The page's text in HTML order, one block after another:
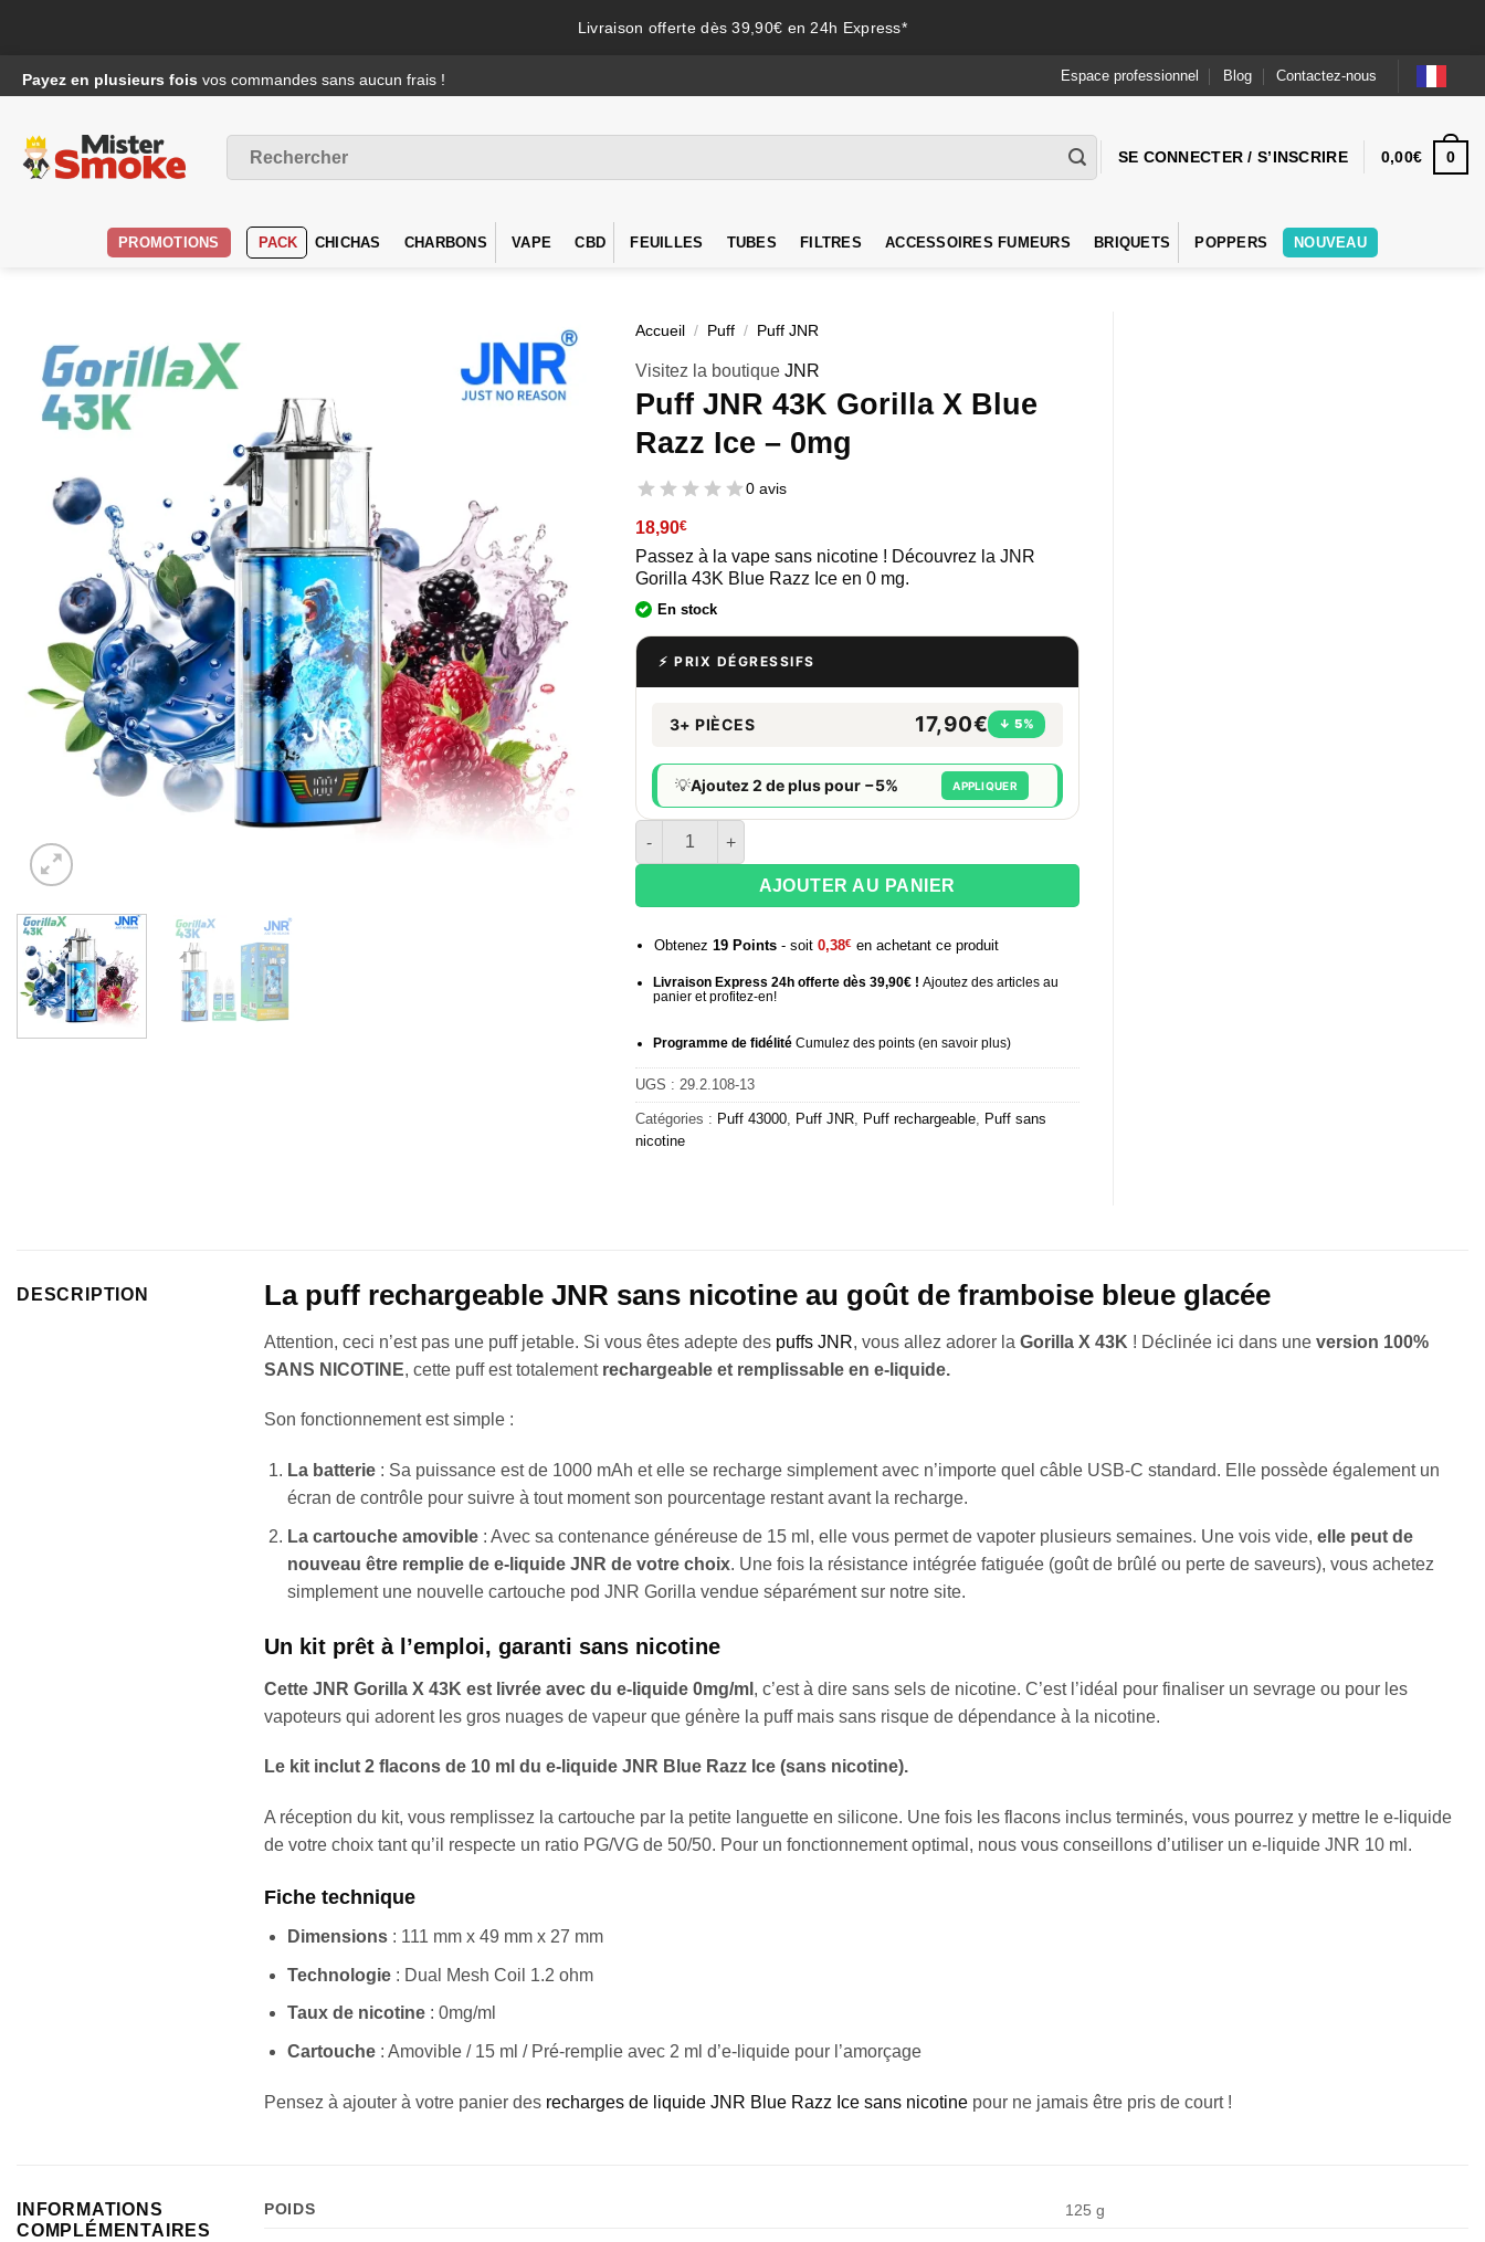
Livraison offerte dès 39,90€ en 24h Express*
au
Payez en plusieurs fois vos commandes sans aucun frais ! Espace professionnel Blog Contactez-nous
pour :
SE CONNECTER / S’INSCRIRE 0,00€ 0
PROMOTIONS PACK CHICHAS CHARBONS VAPE CBD FEUILLES TUBES FILTRES ACCESSOIRES FUMEURS BRIQUETS POPPERS NOUVEAU
Accueil / Puff / Puff JNR
Visitez la boutique JNR
Puff JNR 43K Gorilla X Blue
Razz Ice – 0mg
0 avis
18,90€
Passez à la vape sans nicotine ! Découvrez la JNR
Gorilla 43K Blue Razz Ice en 0 mg.
En stock
⚡ PRIX DÉGRESSIFS
3+ PIÈCES 17,90€ ↓ 5%
💡Ajoutez 2 de plus pour −5% APPLIQUER
quantité de Puff JNR 43K Gorilla X Blue Razz Ice - 0mg
AJOUTER AU PANIER
Obtenez 19Points- soit 0,38€ en achetant ce produit
Livraison Express 24h offerte dès 39,90€ ! Ajoutez des articles au
panier et profitez-en!
Programme de fidélitéCumulez des points (en savoir plus)
UGS : 29.2.108-13
Catégories : Puff 43000, Puff JNR, Puff rechargeable, Puff sans
nicotine
DESCRIPTION La puff rechargeable JNR sans nicotine au goût de framboise bleue glacée
Attention, ceci n’est pas une puff jetable. Si vous êtes adepte des puffs JNR, vous allez adorer la Gorilla X 43K ! Déclinée ici dans une version 100%
SANS NICOTINE, cette puff est totalement rechargeable et remplissable en e-liquide.
Son fonctionnement est simple :
La batterie: Sa puissance est de 1000 mAh et elle se recharge simplement avec n’importe quel câble USB-C standard. Elle possède également un
écran de contrôle pour suivre à tout moment son pourcentage restant avant la recharge.
La cartouche amovible: Avec sa contenance généreuse de 15 ml, elle vous permet de vapoter plusieurs semaines. Une vois vide, elle peut de
nouveau être remplie de e-liquide JNR de votre choix. Une fois la résistance intégrée fatiguée (goût de brûlé ou perte de saveurs), vous achetez
simplement une nouvelle cartouche pod JNR Gorilla vendue séparément sur notre site.
Un kit prêt à l’emploi, garanti sans nicotine
Cette JNR Gorilla X 43K est livrée avec du e-liquide 0mg/ml , c’est à dire sans sels de nicotine. C’est l’idéal pour finaliser un sevrage ou pour les
vapoteurs qui adorent les gros nuages de vapeur que génère la puff mais sans risque de dépendance à la nicotine.
Le kit inclut 2 flacons de 10 ml du e-liquide JNR Blue Razz Ice (sans nicotine).
A réception du kit, vous remplissez la cartouche par la petite languette en silicone. Une fois les flacons inclus terminés, vous pourrez y mettre le e-liquide
de votre choix tant qu’il respecte un ratio PG/VG de 50/50. Pour un fonctionnement optimal, nous vous conseillons d’utiliser un e-liquide JNR 10 ml.
Fiche technique
Dimensions: 111 mm x 49 mm x 27 mm
Technologie: Dual Mesh Coil 1.2 ohm
Taux de nicotine: 0mg/ml
Cartouche: Amovible / 15 ml / Pré-remplie avec 2 ml d’e-liquide pour l’amorçage
Pensez à ajouter à votre panier des recharges de liquide JNR Blue Razz Ice sans nicotine pour ne jamais être pris de court !
INFORMATIONS
COMPLÉMENTAIRES
POIDS 125 g